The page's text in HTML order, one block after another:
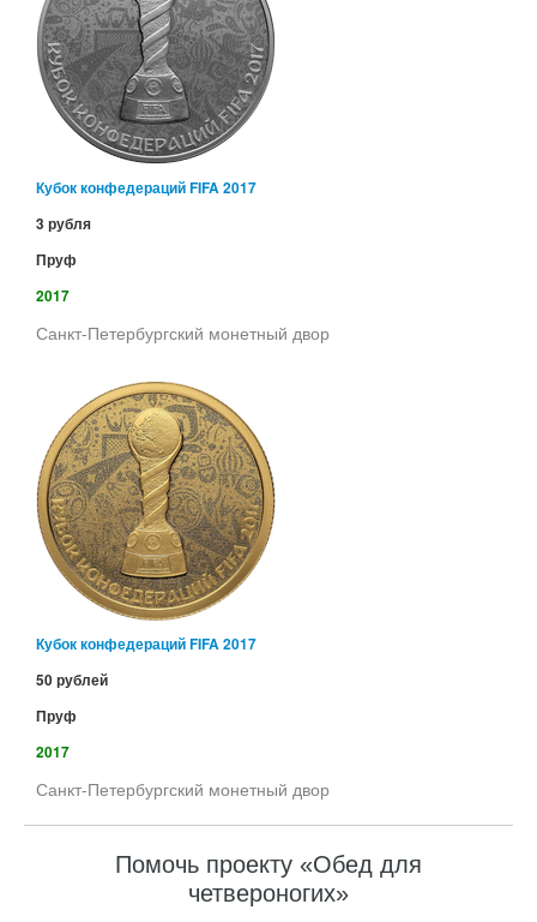
Кубок конфедераций FIFA 2017
3 рубля
Пруф
2017
Санкт-Петербургский монетный двор
Кубок конфедераций FIFA 2017
50 рублей
Пруф
2017
Санкт-Петербургский монетный двор
Помочь проекту «Обед для
четвероногих»